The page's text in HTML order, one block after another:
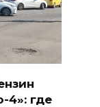
4»: где